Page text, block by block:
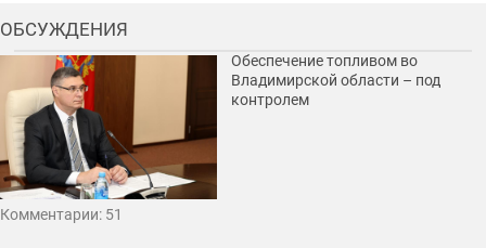
ОБСУЖДЕНИЯ
Обеспечение топливом во
Владимирской области – под
контролем
Комментарии: 51